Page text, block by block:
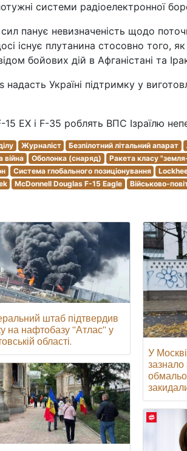
системи радіоелектронної
панує невизначеність щодо
існує плутанина стосовно того,
бойових дій в Афганістані та
Україні підтримку у
EX і F-35 роблять ВПС Ізраїлю
Журналіст Безпілотний літальний апарат
війна Оболонка (снаряд) Ракета класу
Система глобального позиціонування
McDonnell Douglas F-15 Eagle Військово-
штаб підтвердив
на нафтобазу "Атлас" у
області.
У
зазнало